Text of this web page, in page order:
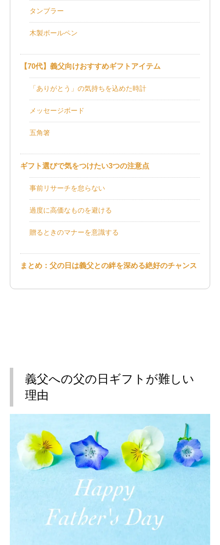
タンブラー
木製ボールペン
【70代】義父向けおすすめギフトアイテム
「ありがとう」の気持ちを込めた時計
メッセージボード
五角箸
ギフト選びで気をつけたい3つの注意点
事前リサーチを怠らない
過度に高価なものを避ける
贈るときのマナーを意識する
まとめ：父の日は義父との絆を深める絶好のチャンス
義父への父の日ギフトが難しい
理由